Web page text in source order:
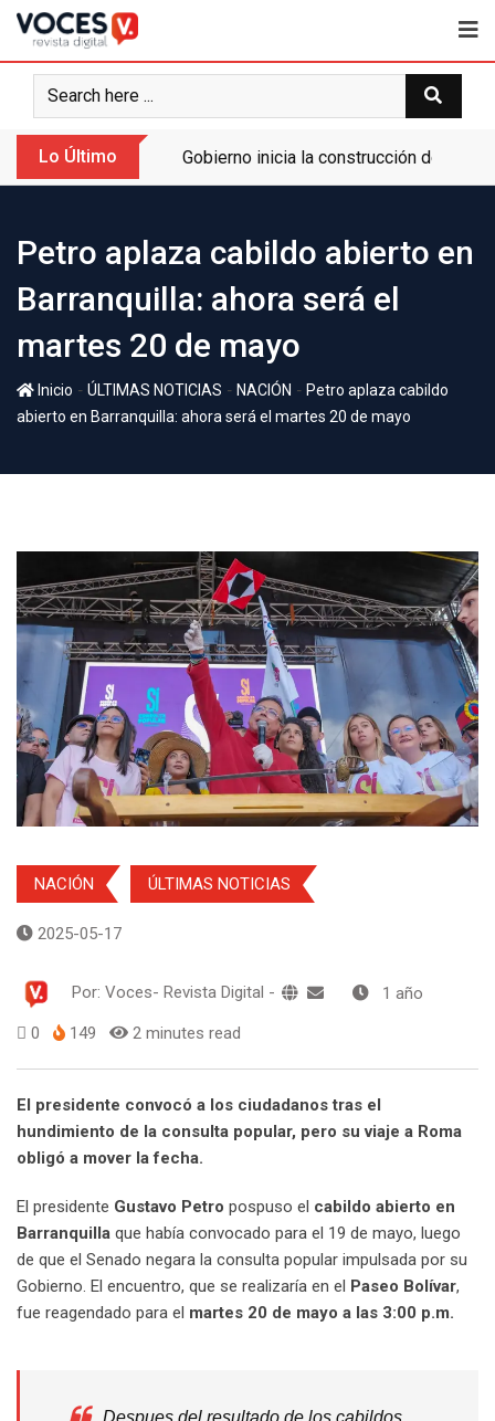
Lo Último Gobierno inicia la construcción de la
Petro aplaza cabildo abierto en
Barranquilla: ahora será el
martes 20 de mayo
Inicio - ÚLTIMAS NOTICIAS - NACIÓN - Petro aplaza cabildo
abierto en Barranquilla: ahora será el martes 20 de mayo
NACIÓN ÚLTIMAS NOTICIAS
2025-05-17
Por: Voces- Revista Digital - 1 año
0 149 2 minutes read
El presidente convocó a los ciudadanos tras el
hundimiento de la consulta popular, pero su viaje a Roma
obligó a mover la fecha.
El presidente Gustavo Petro pospuso el cabildo abierto en
Barranquilla que había convocado para el 19 de mayo, luego
de que el Senado negara la consulta popular impulsada por su
Gobierno. El encuentro, que se realizaría en el
Paseo Bolívar,
fue reagendado para el martes 20 de mayo a las 3:00 p.m.